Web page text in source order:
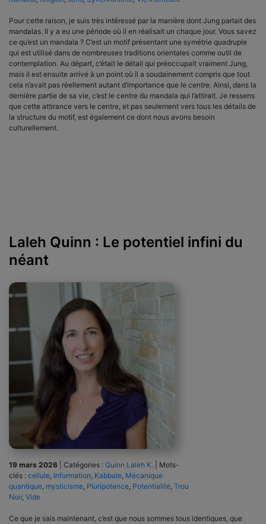
Pour cette raison, je suis très intéressé par la manière dont Jung parlait des
mandalas. Il y a eu une période où il en réalisait un chaque jour. Vous savez
ce qu’est un mandala ? C’est un motif présentant une symétrie quadruple
qui est utilisé dans de nombreuses traditions orientales comme outil de
contemplation. Au départ, c’était le détail qui préoccupait vraiment Jung,
mais il est ensuite arrivé à un point où il a soudainement compris que tout
cela n’avait pas réellement autant d’importance que le centre. Ainsi, dans la
dernière partie de sa vie, c’est le centre du mandala qui l’attirait. Je ressens
que cette attirance vers le centre, et pas seulement vers tous les détails de
la structure du motif, est également ce dont nous avons besoin
culturellement.
Laleh Quinn : Le potentiel infini du
néant
19 mars 2026 Catégories : Quinn Laleh K.
Mots-
clés : cellule, Information, Kabbale, Mécanique
quantique, mysticisme, Pluripotence, Potentialité, Trou
Noir, Vide
Ce que je sais maintenant, c’est que nous sommes tous identiques, que